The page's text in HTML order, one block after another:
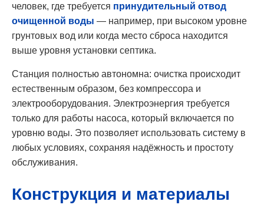
человек, где требуется принудительный отвод
очищенной воды — например, при высоком уровне
грунтовых вод или когда место сброса находится
выше уровня установки септика.
Станция полностью автономна: очистка происходит
естественным образом, без компрессора и
электрооборудования. Электроэнергия требуется
только для работы насоса, который включается по
уровню воды. Это позволяет использовать систему в
любых условиях, сохраняя надёжность и простоту
обслуживания.
Конструкция и материалы